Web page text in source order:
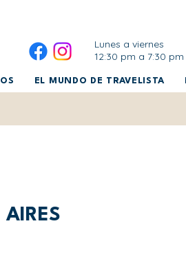
Lunes a viernes
12:30 pm a 7:30 pm
EL MUNDO DE TRAVELISTA